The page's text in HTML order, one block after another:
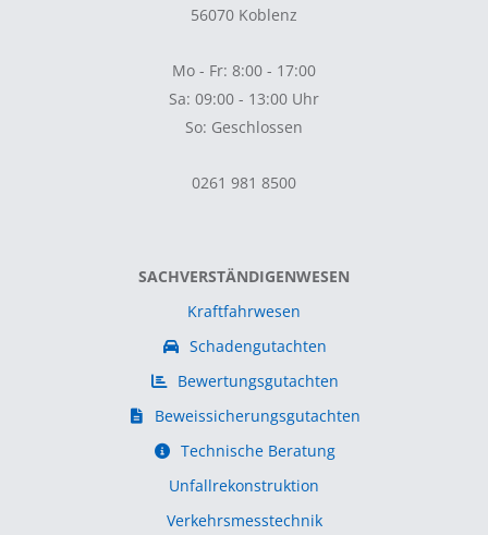
56070 Koblenz
Mo - Fr: 8:00 - 17:00
Sa: 09:00 - 13:00 Uhr
So: Geschlossen
0261 981 8500
SACHVERSTÄNDIGENWESEN
Kraftfahrwesen
Schadengutachten
Bewertungsgutachten
Beweissicherungsgutachten
Technische Beratung
Unfallrekonstruktion
Verkehrsmesstechnik